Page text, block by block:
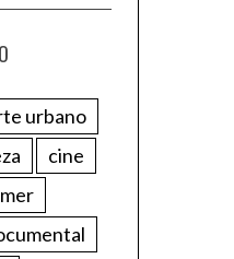
urbano
cine